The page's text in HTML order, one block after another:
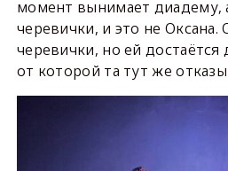
момент вынимает диадему,
черевички, и это не Оксана.
черевички, но ей достаётся
от которой та тут же